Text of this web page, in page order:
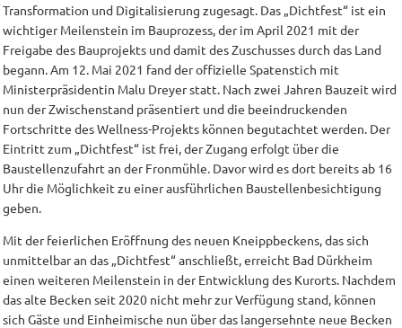
Transformation und Digitalisierung zugesagt. Das „Dichtfest“ ist ein
wichtiger Meilenstein im Bauprozess, der im April 2021 mit der
Freigabe des Bauprojekts und damit des Zuschusses durch das Land
begann. Am 12. Mai 2021 fand der offizielle Spatenstich mit
Ministerpräsidentin Malu Dreyer statt. Nach zwei Jahren Bauzeit wird
nun der Zwischenstand präsentiert und die beeindruckenden
Fortschritte des Wellness-Projekts können begutachtet werden. Der
Eintritt zum „Dichtfest“ ist frei, der Zugang erfolgt über die
Baustellenzufahrt an der Fronmühle. Davor wird es dort bereits ab 16
Uhr die Möglichkeit zu einer ausführlichen Baustellenbesichtigung
geben.
Mit der feierlichen Eröffnung des neuen Kneippbeckens, das sich
unmittelbar an das „Dichtfest“ anschließt, erreicht Bad Dürkheim
einen weiteren Meilenstein in der Entwicklung des Kurorts. Nachdem
das alte Becken seit 2020 nicht mehr zur Verfügung stand, können
sich Gäste und Einheimische nun über das langersehnte neue Becken